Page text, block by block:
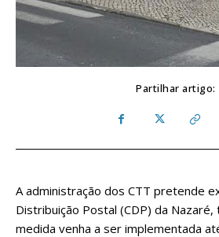
Partilhar artigo:
A administração dos CTT pretende
Distribuição Postal (CDP) da Nazaré,
medida venha a ser implementada